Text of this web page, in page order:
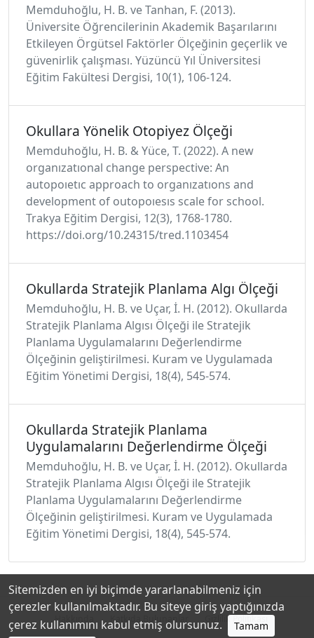
Memduhoğlu, H. B. ve Tanhan, F. (2013).
Üniversite Öğrencilerinin Akademik Başarılarını
Etkileyen Örgütsel Faktörler Ölçeğinin geçerlik ve
güvenirlik çalışması. Yüzüncü Yıl Üniversitesi
Eğitim Fakültesi Dergisi, 10(1), 106-124.
Okullara Yönelik Otopiyez Ölçeği
Memduhoğlu, H. B. & Yüce, T. (2022). A new
organızatıonal change perspective: An
autopoıetıc approach to organızatıons and
development of outopoıesıs scale for school.
Trakya Eğitim Dergisi, 12(3), 1768-1780.
https://doi.org/10.24315/tred.1103454
Okullarda Stratejik Planlama Algı Ölçeği
Memduhoğlu, H. B. ve Uçar, İ. H. (2012). Okullarda
Stratejik Planlama Algısı Ölçeği ile Stratejik
Planlama Uygulamalarını Değerlendirme
Ölçeğinin geliştirilmesi. Kuram ve Uygulamada
Eğitim Yönetimi Dergisi, 18(4), 545-574.
Okullarda Stratejik Planlama
Uygulamalarını Değerlendirme Ölçeği
Memduhoğlu, H. B. ve Uçar, İ. H. (2012). Okullarda
Stratejik Planlama Algısı Ölçeği ile Stratejik
Planlama Uygulamalarını Değerlendirme
Ölçeğinin geliştirilmesi. Kuram ve Uygulamada
Eğitim Yönetimi Dergisi, 18(4), 545-574.
Hakkında Katkıda Bulunanlar Gizlilik Politikası
Sitemizden en iyi biçimde yararlanabilmeniz için
çerezler kullanılmaktadır. Bu siteye giriş yaptığınızda
çerez kullanımını kabul etmiş olursunuz.
Tamam